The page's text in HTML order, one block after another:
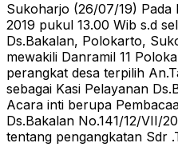
Sukoharjo (26/07/19) Pada
2019 pukul 13.00 Wib s.d
Ds.Bakalan, Polokarto,
mewakili Danramil 11
perangkat desa terpilih
sebagai Kasi Pelayanan
Acara inti berupa
Ds.Bakalan No.141/12/VII/
tentang pengangkatan Sdr